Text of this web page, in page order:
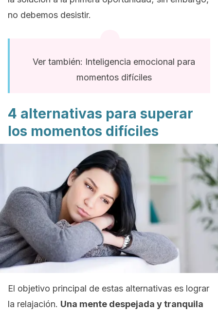
no debemos desistir.
Ver también: Inteligencia emocional para
momentos difíciles
4 alternativas para superar
los momentos difíciles
El objetivo principal de estas alternativas es lograr
la relajación. Una mente despejada y tranquila